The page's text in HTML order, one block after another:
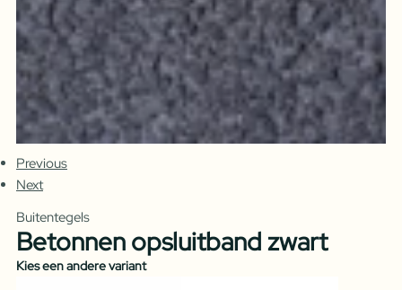
Previous
Next
Buitentegels
Betonnen opsluitband zwart
Kies een andere variant